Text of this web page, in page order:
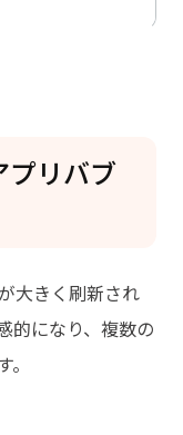
消失の不
プリバブ
大きく刷新され
的になり、複数の